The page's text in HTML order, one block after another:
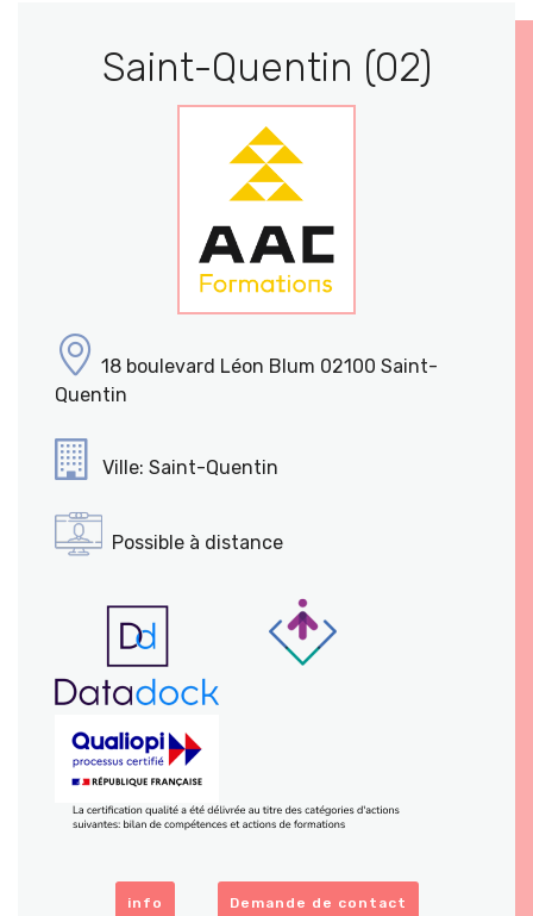
Saint-Quentin (02)
18 boulevard Léon Blum 02100 Saint-
Quentin
Ville: Saint-Quentin
Possible à distance
info Demande de contact